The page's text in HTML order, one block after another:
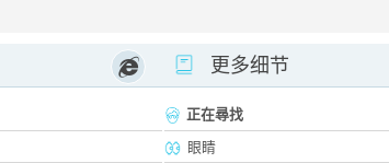
更多细节
正在尋找
眼睛